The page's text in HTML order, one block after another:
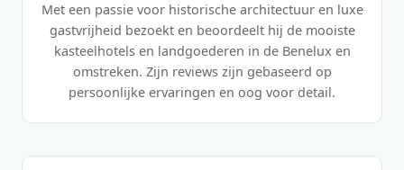
Met een passie voor historische architectuur en luxe
gastvrijheid bezoekt en beoordeelt hij de mooiste
kasteelhotels en landgoederen in de Benelux en
omstreken. Zijn reviews zijn gebaseerd op
persoonlijke ervaringen en oog voor detail.